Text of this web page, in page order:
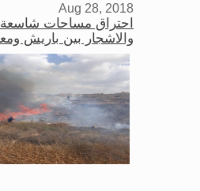
Aug 28, 2018
احتراق مساحات
والاشجار بين باريش